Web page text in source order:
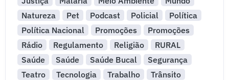
Natureza
Pet Podcast Policial
Política
Política Nacional
Promoções
Promoções
Rádio
Regulamento Religião
RURAL
Saúde
Saúde Saúde Bucal
Segurança
Teatro
Tecnologia Trabalho
Trânsito